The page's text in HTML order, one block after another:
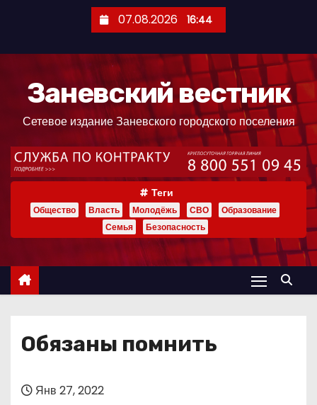
ж
07.08.2026 16:44
Заневский вестник
Сетевое издание Заневского городского поселения
Теги
Общество Власть Молодёжь СВО
Образование
Семья
Безопасность
Обязаны помнить
Янв 27, 2022